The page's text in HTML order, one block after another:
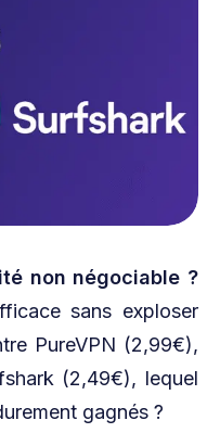
non négociable ?
sans exploser
PureVPN (2,99€),
(2,49€), lequel
gagnés ?